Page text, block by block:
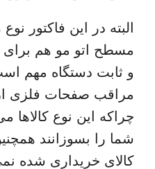
البته در این فاکتور
مسطح اتو مو هم
و ثابت دستگاه مهم
مراقب صفحات فلزی
چراکه این نوع کالاها
شما را بسوزانند